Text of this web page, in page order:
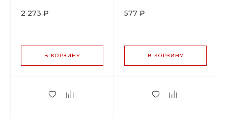
2 273 ₽
В КОРЗИНУ
"Oliva", By Bone
577 ₽
В КОРЗИНУ